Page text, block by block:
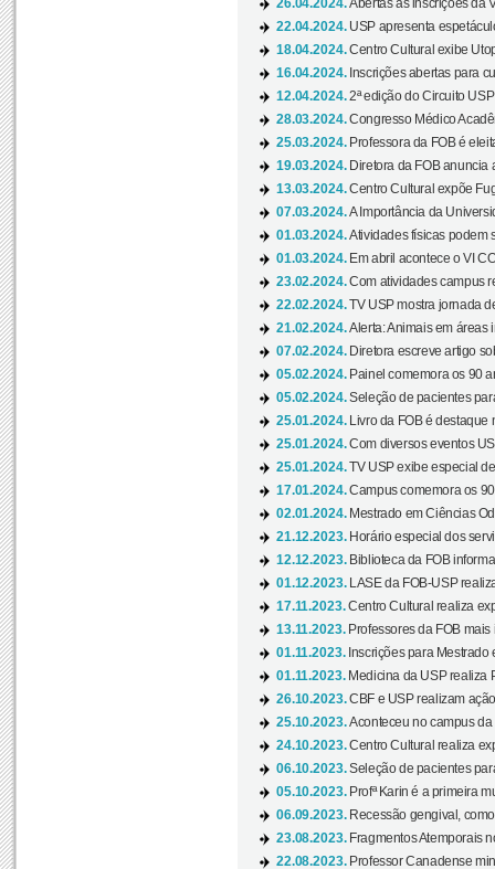
26.04.2024.Abertas as inscrições da
22.04.2024. USP apresenta
18.04.2024.Centro Cultural exibe
16.04.2024. Inscrições abertas para
12.04.2024.2ª edição do Circuito
28.03.2024.Congresso Médico
25.03.2024. Professora da FOB é
19.03.2024. Diretora da FOB anuncia
13.03.2024.Centro Cultural expõe
07.03.2024.A Importância da
01.03.2024.Atividades físicas podem
01.03.2024. Em abril acontece o VI
23.02.2024.Com atividades campus
22.02.2024.TV USP mostra jornada
21.02.2024.Alerta: Animais em áreas
07.02.2024. Diretora escreve artigo
05.02.2024. Painel comemora os 90
05.02.2024.Seleção de pacientes
25.01.2024.
Livro da FOB é destaque
25.01.2024.Com diversos eventos
25.01.2024.TV USP exibe especial
17.01.2024.Campus comemora os
02.01.2024. Mestrado em Ciências
21.12.2023. Horário especial dos
12.12.2023. Biblioteca da FOB
01.12.2023.
LASE da FOB-USP
17.11.2023.Centro Cultural realiza
13.11.2023. Professores da FOB
01.11.2023. Inscrições para
01.11.2023. Medicina da USP realiza
26.10.2023.CBF e USP realizam
25.10.2023.Aconteceu no campus da
24.10.2023.Centro Cultural realiza
06.10.2023.Seleção de pacientes
05.10.2023. Profª Karin é a primeira
06.09.2023. Recessão gengival,
23.08.2023. Fragmentos Atemporais
22.08.2023. Professor Canadense